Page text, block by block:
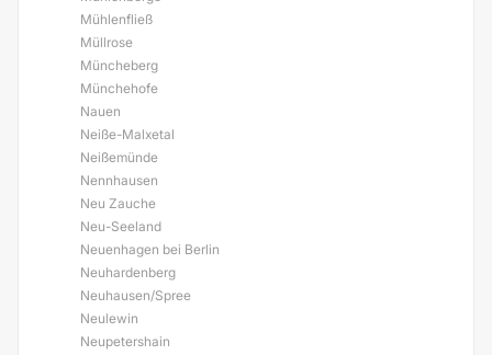
Mühlenfließ
Müllrose
Müncheberg
Münchehofe
Nauen
Neiße-Malxetal
Neißemünde
Nennhausen
Neu Zauche
Neu-Seeland
Neuenhagen bei Berlin
Neuhardenberg
Neuhausen/Spree
Neulewin
Neupetershain